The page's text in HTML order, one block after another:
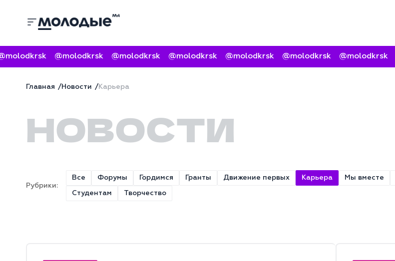
@molodkrsk @molodkrsk @molodkrsk @molodkrsk @molodkrsk @molodkrsk
Главная Новости Карьера
НОВОСТИ
Рубрики:
Все Форумы Гордимся Гранты Движение первых Карьера Мы вместе
Студентам Творчество